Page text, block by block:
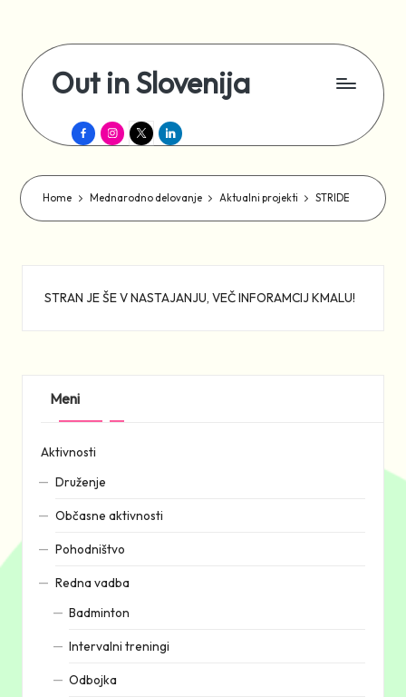
content
Out in Slovenija
rekreacija
druženje
za
FacebookInstagram
X LinkedIn
Home Mednarodno delovanje Aktualni projekti STRIDE
STRAN JE ŠE V NASTAJANJU, VEČ INFORAMCIJ KMALU!
Meni
Aktivnosti
Druženje
Občasne aktivnosti
Pohodništvo
Redna vadba
Badminton
Intervalni treningi
Odbojka